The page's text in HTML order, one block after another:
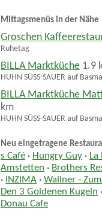
Mittagsmenüs in der Nähe
Groschen
Ruhetag
BILLA Marktküche 1.9
HUHN SÜSS-SAUER auf
BILLA Marktküche
km
HUHN SÜSS-SAUER auf
Neu eingetragene
s Café · Hungry Guy · La
Amstetten · Brothers
· INZIMA ·Wallner -
Den 3 Goldenen Kugeln ·
Donau Cafe